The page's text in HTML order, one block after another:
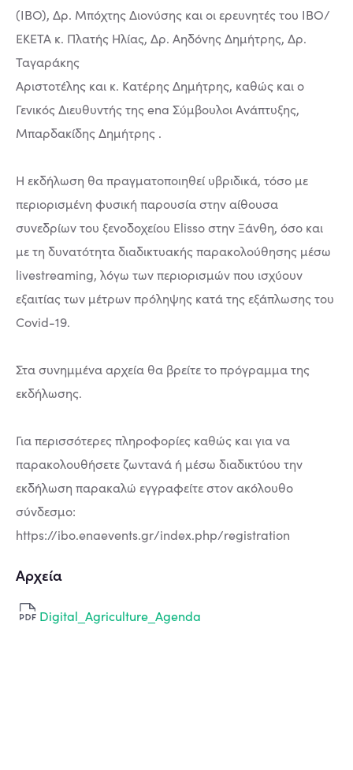
(ΙΒΟ), Δρ. Μπόχτης Διονύσης και οι ερευνητές του ΙΒΟ/
ΕΚΕΤΑ κ. Πλατής Ηλίας, Δρ. Αηδόνης Δημήτρης, Δρ.
Ταγαράκης
Αριστοτέλης και κ. Κατέρης Δημήτρης, καθώς και ο
Γενικός Διευθυντής της ena Σύμβουλοι Ανάπτυξης,
Μπαρδακίδης Δημήτρης .
Η εκδήλωση θα πραγματοποιηθεί υβριδικά, τόσο με
περιορισμένη φυσική παρουσία στην αίθουσα
συνεδρίων του ξενοδοχείου Elisso στην Ξάνθη, όσο και
με τη δυνατότητα διαδικτυακής παρακολούθησης μέσω
livestreaming, λόγω των περιορισμών που ισχύουν
εξαιτίας των μέτρων πρόληψης κατά της εξάπλωσης του
Covid-19.
Στα συνημμένα αρχεία θα βρείτε το πρόγραμμα της
εκδήλωσης.
Για περισσότερες πληροφορίες καθώς και για να
παρακολουθήσετε ζωντανά ή μέσω διαδικτύου την
εκδήλωση παρακαλώ εγγραφείτε στον ακόλουθο
σύνδεσμο:
https://ibo.enaevents.gr/index.php/registration
Αρχεία
Digital_Agriculture_Agenda